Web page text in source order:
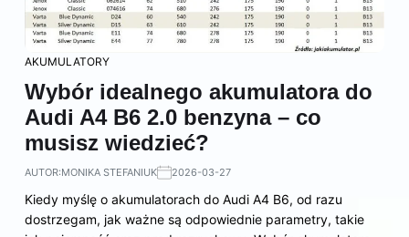
AKUMULATORY
Wybór idealnego akumulatora do
Audi A4 B6 2.0 benzyna – co
musisz wiedzieć?
AUTOR:MONIKA STEFANIUK 2026-03-27
Kiedy myślę o akumulatorach do Audi A4 B6, od razu
dostrzegam, jak ważne są odpowiednie parametry, takie